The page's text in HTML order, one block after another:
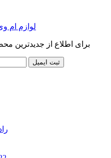
لوازم ام
برای اطلاع از جدیدترین
ثبت ایمیل